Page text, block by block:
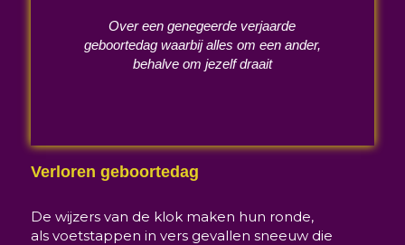
Over een genegeerde verjaarde
geboortedag waarbij alles om een ander,
behalve om jezelf draait
Verloren geboortedag
De wijzers van de klok maken hun ronde,
als voetstappen in vers gevallen sneeuw die